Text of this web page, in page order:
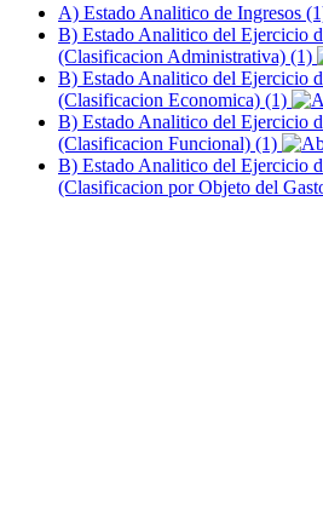
A) Estado Analitico de Ingresos
B) Estado Analitico del Ejercicio
(Clasificacion Administrativa) (1)
B) Estado Analitico del Ejercicio
(Clasificacion Economica) (1)
B) Estado Analitico del Ejercicio
(Clasificacion Funcional) (1)
B) Estado Analitico del Ejercicio
(Clasificacion por Objeto del